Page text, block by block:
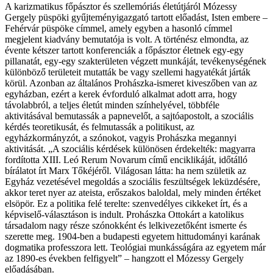
A karizmatikus főpásztor és szellemóriás életútjáról Mózessy
Gergely püspöki gyűjteményigazgató tartott előadást, Isten embere –
Fehérvár püspöke címmel, amely egyben a hasonló címmel
megjelent kiadvány bemutatója is volt. A történész elmondta, az
évente kétszer tartott konferenciák a főpásztor életnek egy-egy
pillanatát, egy-egy szakterületen végzett munkáját, tevékenységének
különböző területeit mutatták be vagy szellemi hagyatékát járták
körül. Azonban az általános Prohászka-ismeret kiveszőben van az
egyházban, ezért a kerek évforduló alkalmat adott arra, hogy
távolabbról, a teljes életút minden színhelyével, többféle
aktivitásával bemutassák a papnevelőt, a sajtóapostolt, a szociális
kérdés teoretikusát, és felmutassák a politikust, az
egyházkormányzót, a szónokot, vagyis Prohászka megannyi
aktivitását. „A szociális kérdések különösen érdekelték: magyarra
fordította XIII. Leó Rerum Novarum című enciklikáját, időtálló
bírálatot írt Marx Tőkéjéről. Világosan látta: ha nem születik az
Egyház vezetésével megoldás a szociális feszültségek leküzdésére,
akkor teret nyer az ateista, erőszakos baloldal, mely minden értéket
elsöpör. Ez a politika felé terelte: szenvedélyes cikkeket írt, és a
képviselő-választáson is indult. Prohászka Ottokárt a katolikus
társadalom nagy része szónokként és lelkivezetőként ismerte és
szerette meg. 1904-ben a budapesti egyetem hittudományi karának
dogmatika professzora lett. Teológiai munkásságára az egyetem már
az 1890-es években felfigyelt” – hangzott el Mózessy Gergely
előadásában.